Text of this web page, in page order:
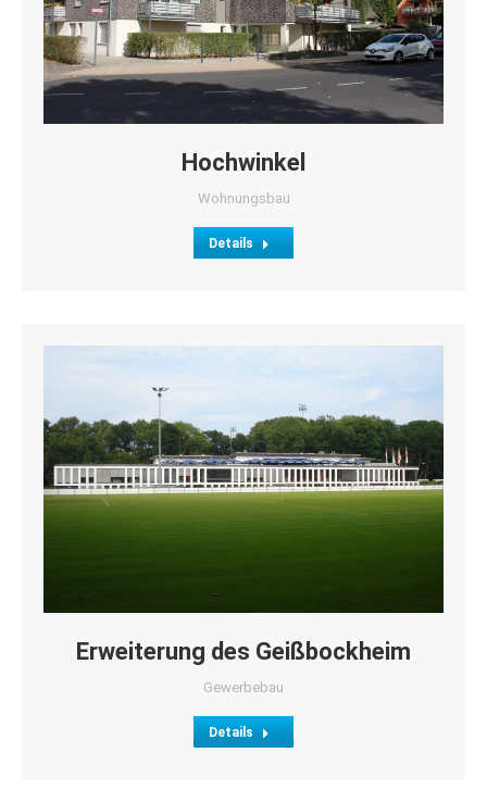
Hochwinkel
Wohnungsbau
Details
Erweiterung des Geißbockheim
Gewerbebau
Details